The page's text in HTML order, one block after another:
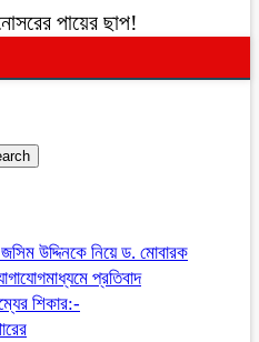
পায়ের ছাপ!
উদ্দিনকে নিয়ে ড. মোবারক
প্রতিবাদ
শিকার:-